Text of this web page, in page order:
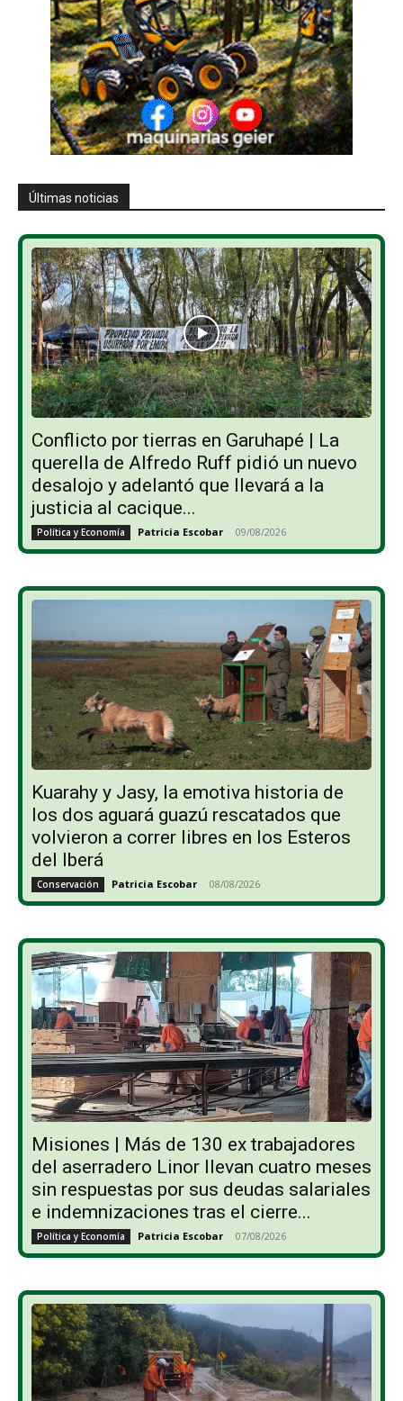
Últimas noticias
Conflicto por tierras en Garuhapé | La
querella de Alfredo Ruff pidió un nuevo
desalojo y adelantó que llevará a la
justicia al cacique...
Política y Economía Patricia Escobar - 09/08/2026
Kuarahy y Jasy, la emotiva historia de
los dos aguará guazú rescatados que
volvieron a correr libres en los Esteros
del Iberá
Conservación Patricia Escobar - 08/08/2026
Misiones | Más de 130 ex trabajadores
del aserradero Linor llevan cuatro meses
sin respuestas por sus deudas salariales
e indemnizaciones tras el cierre...
Política y Economía Patricia Escobar - 07/08/2026